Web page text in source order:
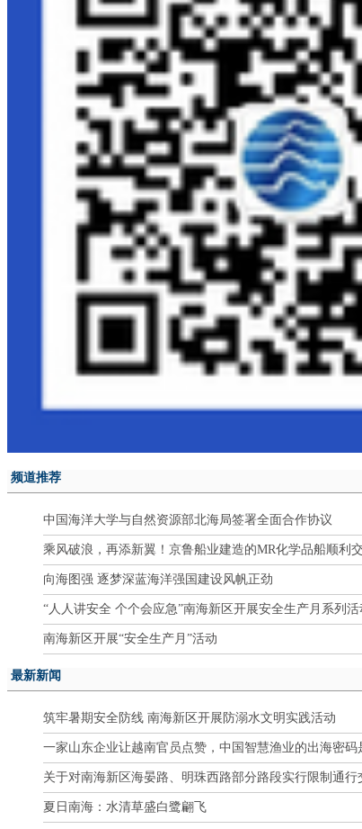
频道推荐
中国海洋大学与自然资源部北海局签署全面合作协议
乘风破浪，再添新翼！京鲁船业建造的MR化学品船顺利
向海图强 逐梦深蓝海洋强国建设风帆正劲
“人人讲安全 个个会应急”南海新区开展安全生产月系列活
南海新区开展“安全生产月”活动
最新新闻
筑牢暑期安全防线 南海新区开展防溺水文明实践活动
一家山东企业让越南官员点赞，中国智慧渔业的出海密码
关于对南海新区海晏路、明珠西路部分路段实行限制通
夏日南海：水清草盛白鹭翩飞